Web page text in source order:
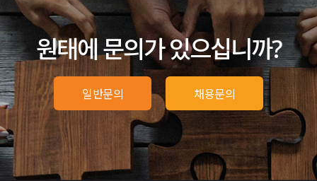
원태에 문의가 있으십니까?
일반문의 채용문의